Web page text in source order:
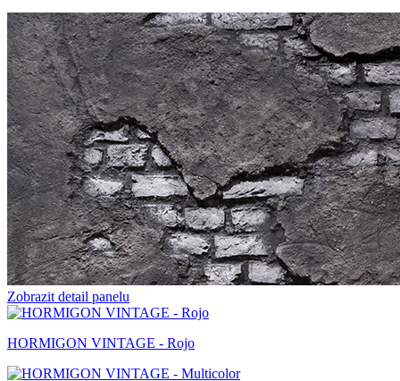
Zobrazit detail panelu
HORMIGON VINTAGE - Rojo